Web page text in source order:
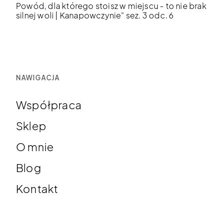
Powód, dla którego stoisz w miejscu - to nie brak
silnej woli | Kanapowczynie" sez. 3 odc. 6
NAWIGACJA
Współpraca
Sklep
O mnie
Blog
Kontakt